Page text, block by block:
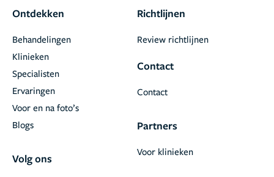
Ontdekken
Behandelingen
Klinieken
Specialisten
Ervaringen
Voor en na foto’s
Blogs
Volg ons
Richtlijnen
Review richtlijnen
Contact
Contact
Partners
Voor klinieken